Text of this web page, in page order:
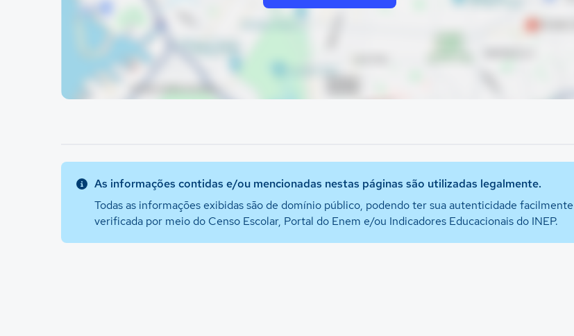
As informações contidas e/ou mencionadas nestas páginas são utilizadas legalmente.
Todas as informações exibidas são de domínio público, podendo ter sua autenticidade facilmente
verificada por meio do Censo Escolar, Portal do Enem e/ou Indicadores Educacionais do INEP.